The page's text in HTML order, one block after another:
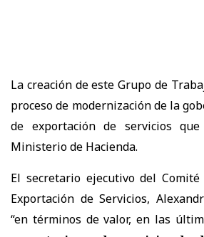
La creación de este Grupo de
proceso de modernización de la
de exportación de servicios
Ministerio de Hacienda.
El secretario ejecutivo del
Exportación de Servicios,
“en términos de valor, en las